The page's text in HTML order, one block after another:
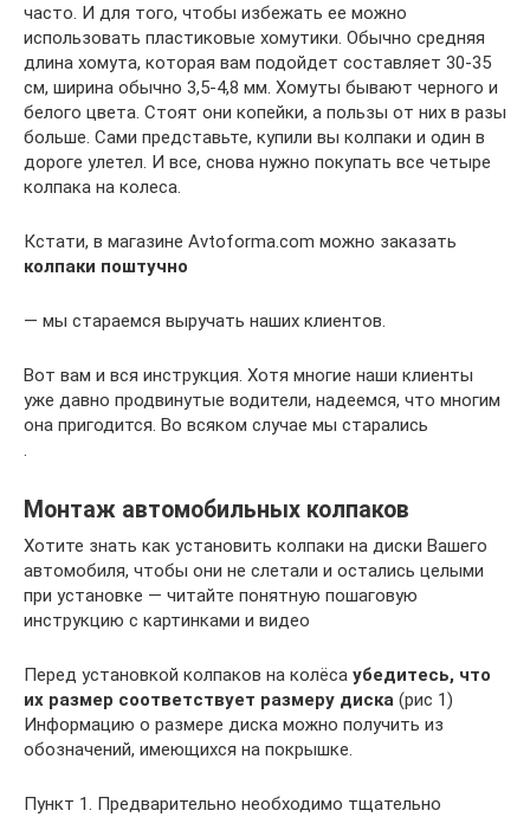
часто. И для того, чтобы избежать ее можно
использовать пластиковые хомутики. Обычно средняя
длина хомута, которая вам подойдет составляет 30-35
см, ширина обычно 3,5-4,8 мм. Хомуты бывают черного и
белого цвета. Стоят они копейки, а пользы от них в разы
больше. Сами представьте, купили вы колпаки и один в
дороге улетел. И все, снова нужно покупать все четыре
колпака на колеса.
Кстати, в магазине Avtoforma.com можно заказать
колпаки поштучно
— мы стараемся выручать наших клиентов.
Вот вам и вся инструкция. Хотя многие наши клиенты
уже давно продвинутые водители, надеемся, что многим
она пригодится. Во всяком случае мы старались
.
Монтаж автомобильных колпаков
Хотите знать как установить колпаки на диски Вашего
автомобиля, чтобы они не слетали и остались целыми
при установке — читайте понятную пошаговую
инструкцию с картинками и видео
Перед установкой колпаков на колёса убедитесь, что
их размер соответствует размеру диска (рис 1)
Информацию о размере диска можно получить из
обозначений, имеющихся на покрышке.
Пункт 1. Предварительно необходимо тщательно